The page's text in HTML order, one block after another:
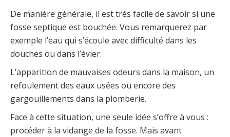
De manière générale, il est très facile de savoir si une
fosse septique est bouchée. Vous remarquerez par
exemple l’eau qui s’écoule avec difficulté dans les
douches ou dans l’évier.
L’apparition de mauvaises odeurs dans la maison, un
refoulement des eaux usées ou encore des
gargouillements dans la plomberie.
Face à cette situation, une seule idée s’offre à vous :
procéder à la vidange de la fosse. Mais avant